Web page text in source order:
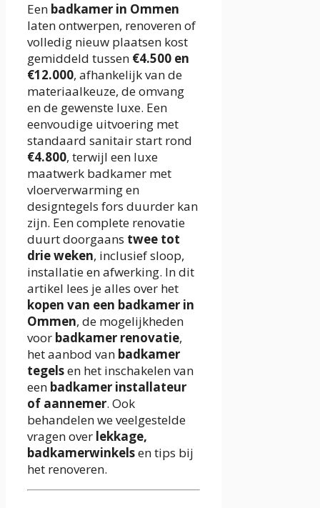
Een badkamer in Ommen
laten ontwerpen, renoveren of
volledig nieuw plaatsen kost
gemiddeld tussen €4.500 en
€12.000, afhankelijk van de
materiaalkeuze, de omvang
en de gewenste luxe. Een
eenvoudige uitvoering met
standaard sanitair start rond
€4.800, terwijl een luxe
maatwerk badkamer met
vloerverwarming en
designtegels fors duurder kan
zijn. Een complete renovatie
duurt doorgaans twee tot
drie weken, inclusief sloop,
installatie en afwerking. In dit
artikel lees je alles over het
kopen van een badkamer in
Ommen, de mogelijkheden
voor badkamer renovatie,
het aanbod van badkamer
tegelsen het inschakelen van
een badkamer installateur
of aannemer. Ook
behandelen we veelgestelde
vragen over lekkage,
badkamerwinkelsen tips bij
het renoveren.